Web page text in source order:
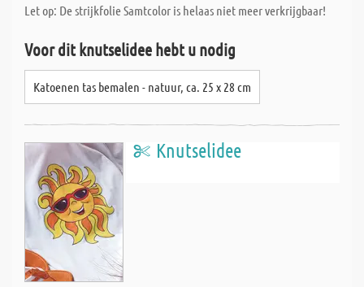
Let op: De strijkfolie Samtcolor is helaas niet meer verkrijgbaar!
Voor dit knutselidee hebt u nodig
Katoenen tas bemalen - natuur, ca. 25 x 28 cm
Knutselidee